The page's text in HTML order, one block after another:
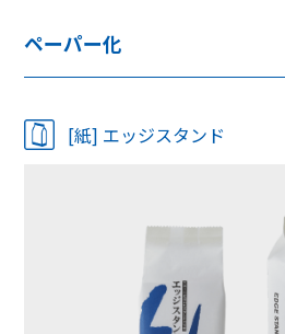
ペーパー化
[紙] エッジスタンド